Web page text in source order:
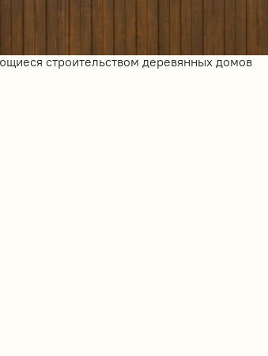
строительством деревянных домов